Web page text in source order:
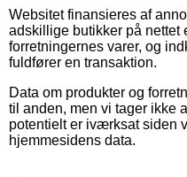
Websitet finansieres af
adskillige butikker på nettet
forretningernes varer, og
fuldfører en transaktion.
Data om produkter og
til anden, men vi tager ikke
potentielt er iværksat siden
hjemmesidens data.